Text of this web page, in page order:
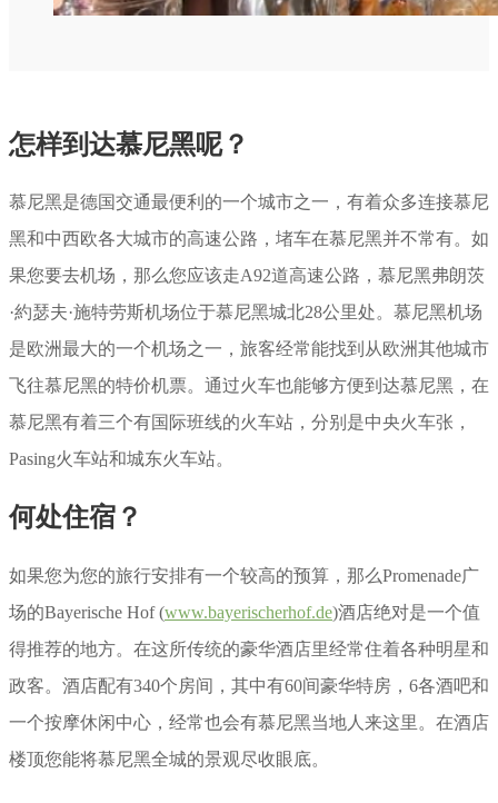
怎样到达慕尼黑呢？
慕尼黑是德国交通最便利的一个城市之一，有着众多连接慕尼
黑和中西欧各大城市的高速公路，堵车在慕尼黑并不常有。如
果您要去机场，那么您应该走A92道高速公路，慕尼黑弗朗茨
·約瑟夫·施特劳斯机场位于慕尼黑城北28公里处。慕尼黑机场
是欧洲最大的一个机场之一，旅客经常能找到从欧洲其他城市
飞往慕尼黑的特价机票。通过火车也能够方便到达慕尼黑，在
慕尼黑有着三个有国际班线的火车站，分别是中央火车张，
Pasing火车站和城东火车站。
何处住宿？
如果您为您的旅行安排有一个较高的预算，那么Promenade广
场的Bayerische Hof (www.bayerischerhof.de)酒店绝对是一个值
得推荐的地方。在这所传统的豪华酒店里经常住着各种明星和
政客。酒店配有340个房间，其中有60间豪华特房，6各酒吧和
一个按摩休闲中心，经常也会有慕尼黑当地人来这里。在酒店
楼顶您能将慕尼黑全城的景观尽收眼底。